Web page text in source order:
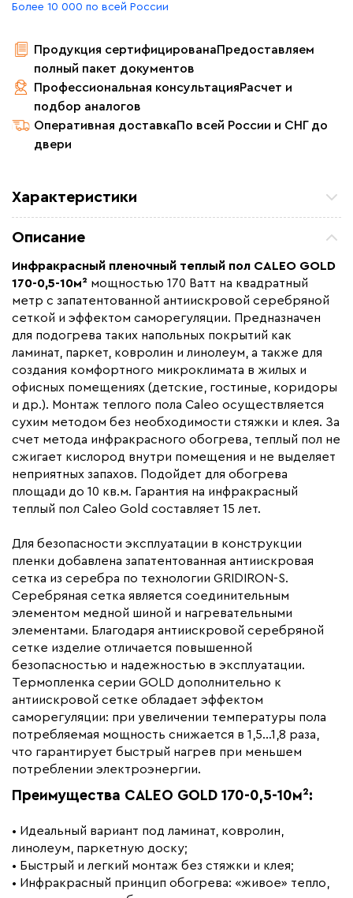
Более 10 000 по всей России
Продукция сертифицированаПредоставляем
полный пакет документов
Профессиональная консультацияРасчет и
подбор аналогов
Оперативная доставкаПо всей России и СНГ до
двери
Характеристики
Мощность (Вт) 1700
Назначение
Под линолеум / ковролин,
Под паркет / ламинат
Монтаж Сухой монтаж
Макс. рабочая температура (C)
Макс. ток нагрузки (А) 7,7
Ширина (мм) 500
Толщина (мм) 0,34
Длина установочного провода, м 2х5,5
Страна производства Южная Корея
Гарантия (год)
Вес (кг)
Коллекция Caleo gold
Описание
Инфракрасный пленочный теплый пол CALEO GOLD
170-0,5-10м² мощностью 170 Ватт на квадратный
метр с запатентованной антиискровой серебряной
сеткой и эффектом саморегуляции. Предназначен
для подогрева таких напольных покрытий как
ламинат, паркет, ковролин и линолеум, а также для
создания комфортного микроклимата в жилых и
офисных помещениях (детские, гостиные, коридоры
и др.). Монтаж теплого пола Caleo осуществляется
сухим методом без необходимости стяжки и клея. За
счет метода инфракрасного обогрева, теплый пол не
сжигает кислород внутри помещения и не выделяет
неприятных запахов. Подойдет для обогрева
площади до 10 кв.м. Гарантия на инфракрасный
теплый пол Caleo Gold составляет 15 лет.
Для безопасности эксплуатации в конструкции
пленки добавлена запатентованная антиискровая
сетка из серебра по технологии GRIDIRON-S.
Серебряная сетка является соединительным
элементом медной шиной и нагревательными
элементами. Благодаря антиискровой серебряной
сетке изделие отличается повышенной
безопасностью и надежностью в эксплуатации.
Термопленка серии GOLD дополнительно к
антиискровой сетке обладает эффектом
саморегуляции: при увеличении температуры пола
потребляемая мощность снижается в 1,5...1,8 раза,
что гарантирует быстрый нагрев при меньшем
потреблении электроэнергии.
Преимущества CALEO GOLD 170-0,5-10м²:
• Идеальный вариант под ламинат, ковролин,
линолеум, паркетную доску;
• Быстрый и легкий монтаж без стяжки и клея;
• Инфракрасный принцип обогрева: «живое» тепло,